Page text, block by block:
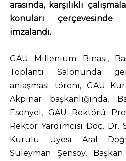
arasında, karşılıklı
konuları çerçevesinde
imzalandı.
GAÜ Millenium Binası,
Toplantı Salonunda
anlaşması töreni, GAÜ
Akpınar başkanlığında,
Esenyel, GAÜ Rektörü
Rektör Yardımcısı Doç.
Kurulu Üyesi Aral
Süleyman Şensoy, Başkan